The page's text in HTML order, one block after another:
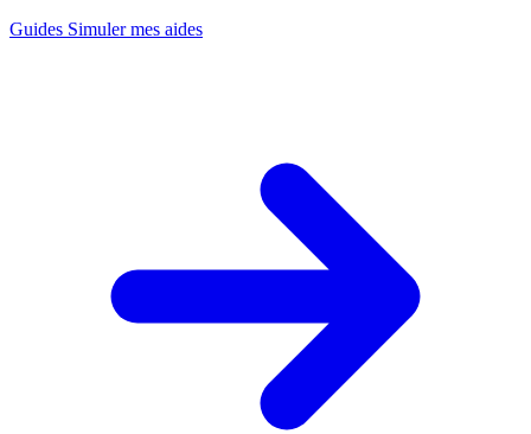
Guides Simuler mes aides